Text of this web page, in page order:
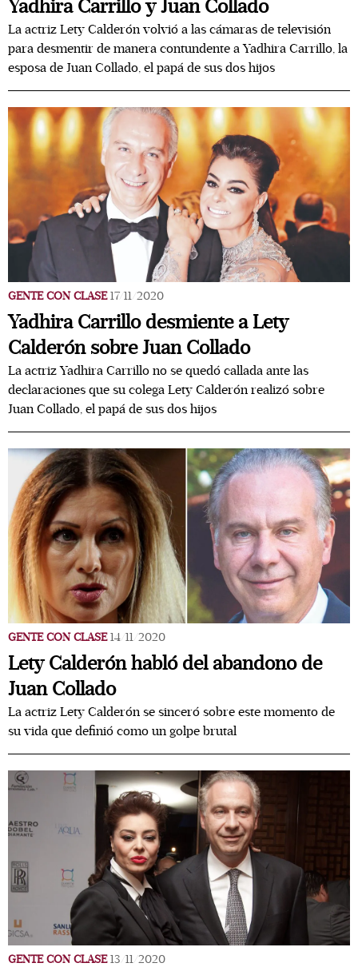
Yadhira Carrillo y Juan Collado
La actriz Lety Calderón volvió a las cámaras de televisión
para desmentir de manera contundente a Yadhira Carrillo, la
esposa de Juan Collado, el papá de sus dos hijos
GENTE CON CLASE 17/11/2020
Yadhira Carrillo desmiente a Lety
Calderón sobre Juan Collado
La actriz Yadhira Carrillo no se quedó callada ante las
declaraciones que su colega Lety Calderón realizó sobre
Juan Collado, el papá de sus dos hijos
GENTE CON CLASE 14/11/2020
Lety Calderón habló del abandono de
Juan Collado
La actriz Lety Calderón se sinceró sobre este momento de
su vida que definió como un golpe brutal
GENTE CON CLASE 13/11/2020